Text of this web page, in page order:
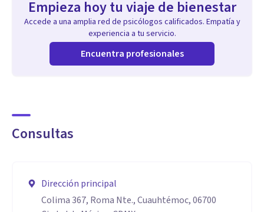
Empieza hoy tu viaje de bienestar
Accede a una amplia red de psicólogos calificados. Empatía y
experiencia a tu servicio.
Encuentra profesionales
Consultas
Dirección principal
Colima 367, Roma Nte., Cuauhtémoc, 06700